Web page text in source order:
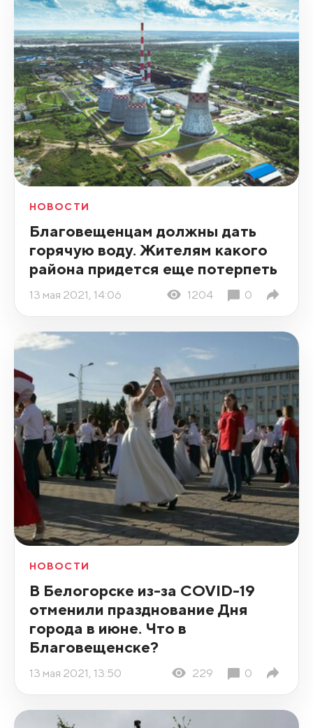
НОВОСТИ
Благовещенцам должны дать
горячую воду. Жителям какого
района придется еще потерпеть
13 мая 2021, 14:06 1204 0
НОВОСТИ
В Белогорске из-за COVID-19
отменили празднование Дня
города в июне. Что в
Благовещенске?
13 мая 2021, 13:50 229 0